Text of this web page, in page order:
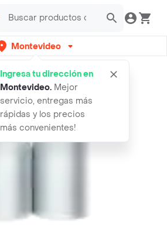
Montevideo
Ingresa tu dirección en
Montevideo. Mejor
servicio, entregas más
rápidas y los precios
más convenientes!